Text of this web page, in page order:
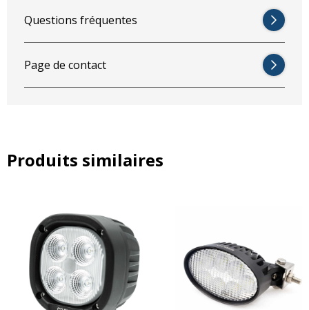
Questions fréquentes
Page de contact
Produits similaires